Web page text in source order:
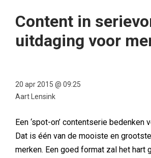
Content in
uitdaging voor
20 apr 2015 @ 09:25
Aart Lensink
Een ‘spot-on’ contentserie bedenken
Dat is één van de mooiste en
merken. Een goed format zal het hart